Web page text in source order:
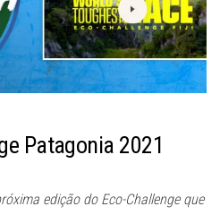
Patagonia 2021
edição do Eco-Challenge que